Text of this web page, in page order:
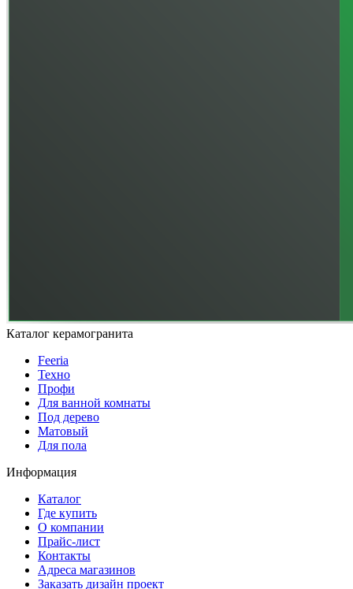
Каталог керамогранита
Feeria
Техно
Профи
Для ванной комнаты
Под дерево
Матовый
Для пола
Информация
Каталог
Где купить
О компании
Прайс-лист
Контакты
Адреса магазинов
Заказать дизайн проект